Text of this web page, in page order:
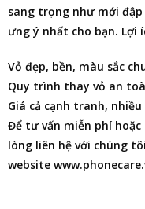
sang trọng như mới
ưng ý nhất cho bạn. Lợi
Vỏ đẹp, bền, màu sắc
Quy trình thay vỏ an
Giá cả cạnh tranh,
Để tư vấn miễn phí
lòng liên hệ với chúng
website